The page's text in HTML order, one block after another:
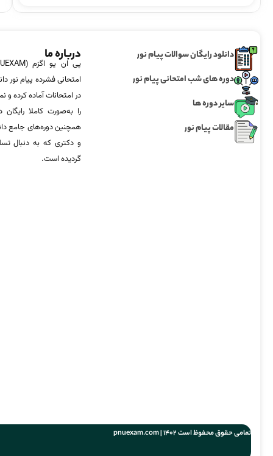
دانلود رایگان سوالات پیام نور
دوره های شب امتحانی پیام نور
سایر دوره ها
مقالات پیام نور
درباره ما
امتحانی فشرده پیام نور
در امتحانات آماده‌ کرده
را به‌صورت کاملا
همچنین دوره‌های جامع
و دکتری که به دنبال
گردیده است.
تمامی حقوق محفوظ است 1402 | pnuexam.com